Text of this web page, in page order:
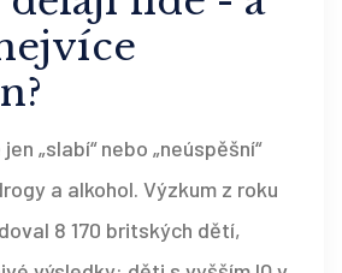
„slabí“ nebo „neúspěšní“
a alkohol. Výzkum z roku
8 170 britských dětí,